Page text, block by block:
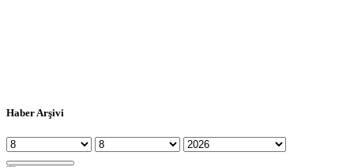
Haber Arşivi